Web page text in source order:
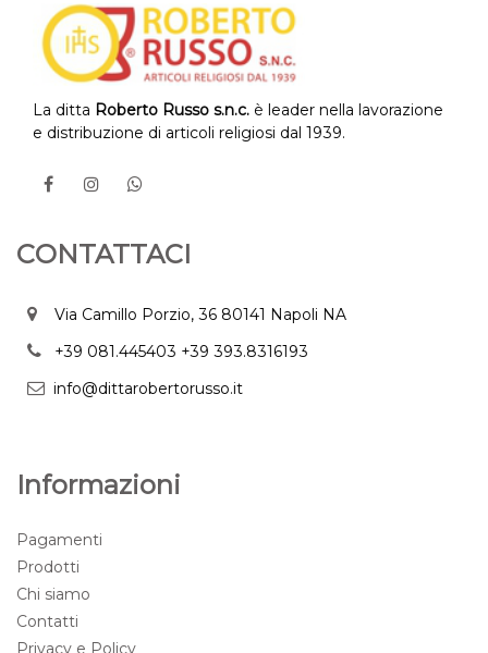
La ditta Roberto Russo s.n.c. è leader nella lavorazione
e distribuzione di articoli religiosi dal 1939.
CONTATTACI
Via Camillo Porzio, 36 80141 Napoli NA
+39 081.445403 +39 393.8316193
info@dittarobertorusso.it
Informazioni
Pagamenti
Prodotti
Chi siamo
Contatti
Privacy e Policy